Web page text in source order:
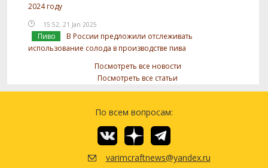
2024 году
15:52, 21 Jan 2025
Пиво
В России предложили отслеживать
использование солода в производстве пива
Посмотреть все новости
Посмотреть все статьи
По всем вопросам:
varimcraftnews@yandex.ru